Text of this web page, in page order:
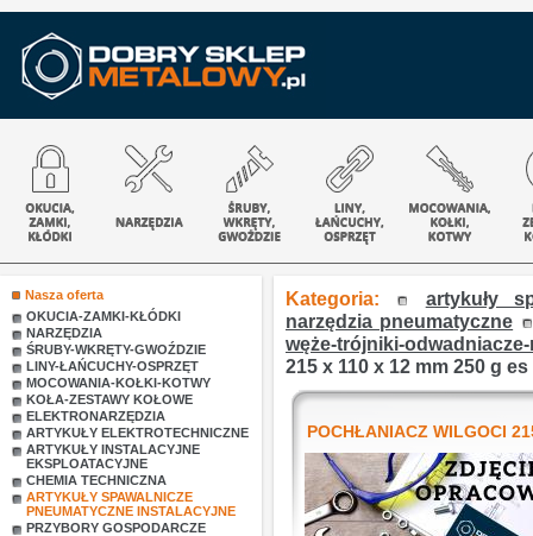
Nasza oferta
OKUCIA-ZAMKI-KŁÓDKI
NARZĘDZIA
ŚRUBY-WKRĘTY-GWOŹDZIE
LINY-ŁAŃCUCHY-OSPRZĘT
MOCOWANIA-KOŁKI-KOTWY
KOŁA-ZESTAWY KOŁOWE
ELEKTRONARZĘDZIA
ARTYKUŁY ELEKTROTECHNICZNE
ARTYKUŁY INSTALACYJNE
EKSPLOATACYJNE
CHEMIA TECHNICZNA
ARTYKUŁY SPAWALNICZE
PNEUMATYCZNE INSTALACYJNE
PRZYBORY GOSPODARCZE
Kategoria:
artykuły
narzędzia pneumatyczne
węże-trójniki-
215 x 110 x 12 mm 250 g es
POCHŁANIACZ WILGOCI